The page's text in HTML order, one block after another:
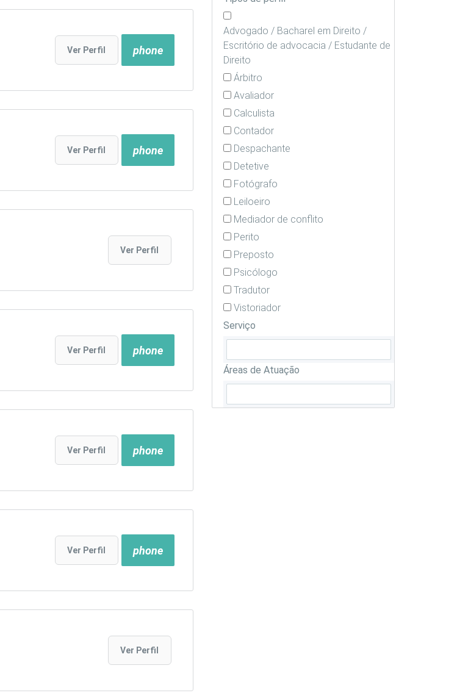
Advogado / Bacharel em Direito /
Escritório de advocacia / Estudante de
Direito
Árbitro
Avaliador
Calculista
Contador
Despachante
Detetive
Fotógrafo
Leiloeiro
Mediador de conflito
Perito
Preposto
Psicólogo
Tradutor
Vistoriador
Serviço
Áreas de Atuação
Ver Perfil phone
Ver Perfil phone
Ver Perfil
Ver Perfil phone
Ver Perfil phone
Ver Perfil phone
Ver Perfil